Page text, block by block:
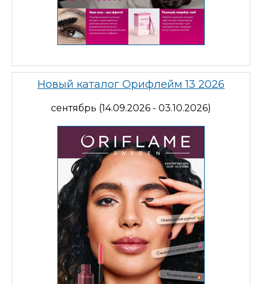
Новый каталог Орифлейм 13 2026
сентябрь (14.09.2026 - 03.10.2026)